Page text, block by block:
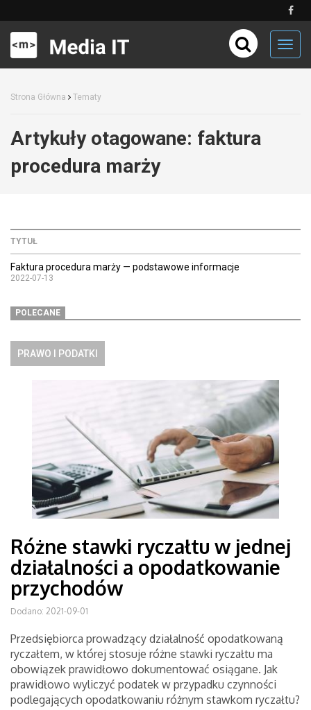
Strona Główna Tematy
Artykuły otagowane: faktura
procedura marży
TYTUŁ
Faktura procedura marży — podstawowe informacje
2022-07-13
POLECANE
PRAWO I PODATKI
Różne stawki ryczałtu w jednej
działalności a opodatkowanie
przychodów
Dodano: 2021-09-01
Przedsiębiorca prowadzący działalność opodatkowaną
ryczałtem, w której stosuje różne stawki ryczałtu ma
obowiązek prawidłowo dokumentować osiągane. Jak
prawidłowo wyliczyć podatek w przypadku czynności
podlegających opodatkowaniu różnym stawkom ryczałtu?